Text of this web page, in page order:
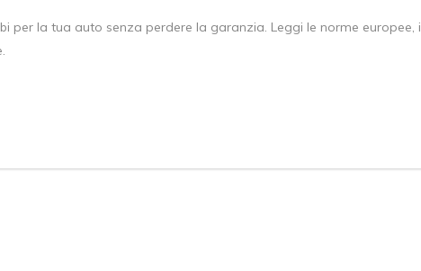
per la tua auto senza perdere la garanzia. Leggi le norme europee, i